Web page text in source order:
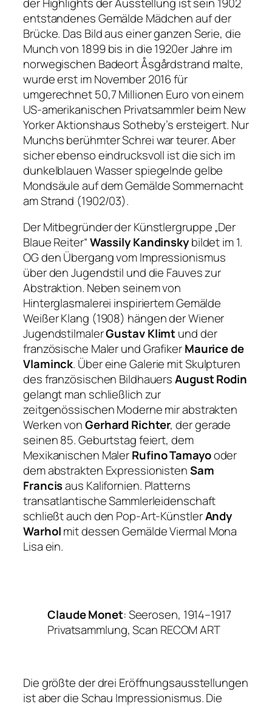
entstandenes Gemälde Mädchen auf der
Brücke. Das Bild aus einer ganzen Serie, die
Munch von 1899 bis in die 1920er Jahre im
norwegischen Badeort Åsgårdstrand malte,
wurde erst im November 2016 für
umgerechnet 50,7 Millionen Euro von einem
US-amerikanischen Privatsammler beim New
Yorker Aktionshaus Sotheby’s ersteigert. Nur
Munchs berühmterSchreiwar teurer. Aber
sicher ebenso eindrucksvoll ist die sich im
dunkelblauen Wasser spiegelnde gelbe
Mondsäule auf dem GemäldeSommernacht
am Strand (1902/03).
Der Mitbegründer der Künstlergruppe „Der
Blaue Reiter“Wassily Kandinskybildet im 1.
OG den Übergang vom Impressionismus
über den Jugendstil und die Fauves zur
Abstraktion. Neben seinem von
Hinterglasmalerei inspiriertem Gemälde
Weißer Klang (1908) hängen der Wiener
JugendstilmalerGustav Klimtund der
französische Maler und GrafikerMaurice de
Vlaminck. Über eine Galerie mit Skulpturen
des französischen BildhauersAugust Rodin
gelangt man schließlich zur
zeitgenössischen Moderne mir abstrakten
Werken vonGerhard Richter, der gerade
seinen 85. Geburtstag feiert, dem
Mexikanischen MalerRufino Tamayooder
dem abstrakten ExpressionistenSam
Francisaus Kalifornien. Platterns
transatlantische Sammlerleidenschaft
schließt auch den Pop-Art-KünstlerAndy
Warholmit dessen GemäldeViermal Mona
Lisaein.
Claude Monet: Seerosen, 1914–1917
Privatsammlung, Scan RECOM ART
Die größte der drei Eröffnungsausstellungen
ist aber die Schau Impressionismus. Die